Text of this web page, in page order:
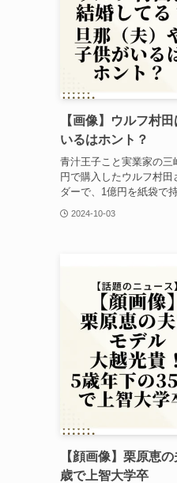
【画像】ウルフ村
いるはホント？
青汁王子こと実業家の
円で購入したウルフ村
ダーで、1億円を紙袋で
2024-10-03
【顔画像】栗原恵
歳で上智大学卒